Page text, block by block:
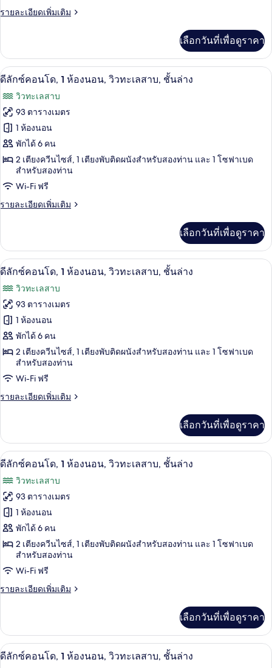
ห้อง
นอน,
วิว
ทะเลสาบ,
ชั้น
ล่าง
รายละเอียดเพิ่มเติม
ราย
เกี่ยว
กับ
ดี
ซ์
คอน
โด,
ห้อง
นอน,
วิว
ทะเลสาบ,
ชั้น
เลือกวันที่เพื่อดูราคา
เปิด
ภาพถ่าย
ทั้งหมด
ของ
ดี
ลัก
ซ์
ห้อง
นอน,
วิว
ทะเลสาบ,
ชั้น
ล่าง
ดีลักซ์คอนโด, 1 ห้องนอน, วิวทะเลสาบ
15
ดีลักซ์คอนโด, 1 ห้องนอน, วิวทะเลสาบ, ชั้นล่าง
วิวทะเลสาบ
93 ตารางเมตร
1 ห้องนอน
พักได้ 6 คน
2 เตียงควีนไซส์, 1 เตียงพับติดผนังสำหรับสองท่าน และ 1 โซฟาเบด
สำหรับสองท่าน
Wi-Fi ฟรี
รายละเอียดเพิ่มเติม
ราย
เกี่ยว
กับ
ดี
ซ์
คอน
โด,
ห้อง
นอน,
วิว
ทะเลสาบ,
ชั้น
เลือกวันที่เพื่อดูราคา
เปิด
ภาพถ่าย
ทั้งหมด
ของ
ดี
ลัก
ซ์
ห้อง
นอน,
วิว
ทะเลสาบ,
ชั้น
ล่าง
ผ้าม่านกันแสง, เตารีด/โต๊ะรีดผ้า, Wi-
14
ดีลักซ์คอนโด, 1 ห้องนอน, วิวทะเลสาบ, ชั้นล่าง
วิวทะเลสาบ
93 ตารางเมตร
1 ห้องนอน
พักได้ 6 คน
2 เตียงควีนไซส์, 1 เตียงพับติดผนังสำหรับสองท่าน และ 1 โซฟาเบด
สำหรับสองท่าน
Wi-Fi ฟรี
รายละเอียดเพิ่มเติม
ราย
เกี่ยว
กับ
ดี
ซ์
คอน
โด,
ห้อง
นอน,
วิว
ทะเลสาบ,
ชั้น
เลือกวันที่เพื่อดูราคา
เปิด
ภาพถ่าย
ทั้งหมด
ของ
ดี
ลัก
ซ์
ห้อง
นอน,
ดีลักซ์คอนโด, 1 ห้องนอน, วิวทะเลสาบ
11
ดีลักซ์คอนโด, 1 ห้องนอน, วิวทะเลสาบ, ชั้นล่าง
วิวทะเลสาบ
93 ตารางเมตร
1 ห้องนอน
พักได้ 6 คน
2 เตียงควีนไซส์, 1 เตียงพับติดผนังสำหรับสองท่าน และ 1 โซฟาเบด
สำหรับสองท่าน
Wi-Fi ฟรี
รายละเอียดเพิ่มเติม
ราย
เกี่ยว
กับ
ดี
เลือกวันที่เพื่อดูราคา
เปิด
ดีลักซ์คอนโด, 1 ห้องนอน, วิวทะเลสาบ
12
ดีลักซ์คอนโด, 1 ห้องนอน, วิวทะเลสาบ, ชั้นล่าง